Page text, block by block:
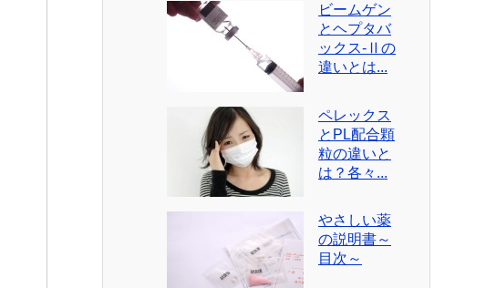
ビームゲン
とヘプタバ
ックス-Ⅱの
違いとは...
ペレックス
とPL配合顆
粒の違いと
は？各々...
やさしい薬
の説明書～
目次～